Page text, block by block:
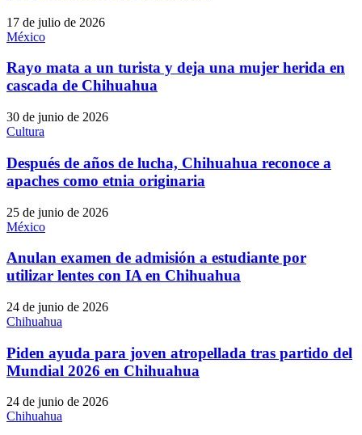
17 de julio de 2026
México
Rayo mata a un turista y deja una mujer herida en
cascada de Chihuahua
30 de junio de 2026
Cultura
Después de años de lucha, Chihuahua reconoce a
apaches como etnia originaria
25 de junio de 2026
México
Anulan examen de admisión a estudiante por
utilizar lentes con IA en Chihuahua
24 de junio de 2026
Chihuahua
Piden ayuda para joven atropellada tras partido del
Mundial 2026 en Chihuahua
24 de junio de 2026
Chihuahua